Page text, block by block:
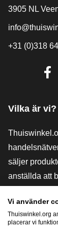
3905 NL
+31 (0)318
Vilka är vi?
säljer
anställda att
Thuiswinkel-
stöd,
Vi använder
Thuiswinkel.org
placerar vi